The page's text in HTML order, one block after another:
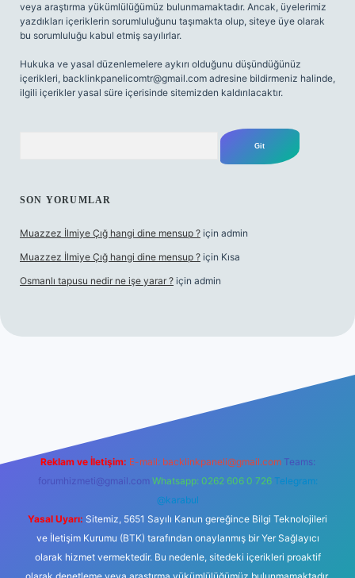
veya araştırma yükümlülüğümüz bulunmamaktadır. Ancak, üyelerimiz
yazdıkları içeriklerin sorumluluğunu taşımakta olup, siteye üye olarak
bu sorumluluğu kabul etmiş sayılırlar.
Hukuka ve yasal düzenlemelere aykırı olduğunu düşündüğünüz
içerikleri, backlinkpanelicomtr@gmail.com adresine bildirmeniz halinde,
ilgili içerikler yasal süre içerisinde sitemizden kaldırılacaktır.
SON YORUMLAR
Muazzez İlmiye Çığ hangi dine mensup ? için admin
Muazzez İlmiye Çığ hangi dine mensup ? için Kısa
Osmanlı tapusu nedir ne işe yarar ? için admin
Reklam ve İletişim: E-mail: backlinkpaneli@gmail.com Teams:
forumhizmeti@gmail.com Whatsapp: 0262 606 0 726 Telegram:
@karabul
Yasal Uyarı: Sitemiz, 5651 Sayılı Kanun gereğince Bilgi Teknolojileri
ve İletişim Kurumu (BTK) tarafından onaylanmış bir Yer Sağlayıcı
olarak hizmet vermektedir. Bu nedenle, sitedeki içerikleri proaktif